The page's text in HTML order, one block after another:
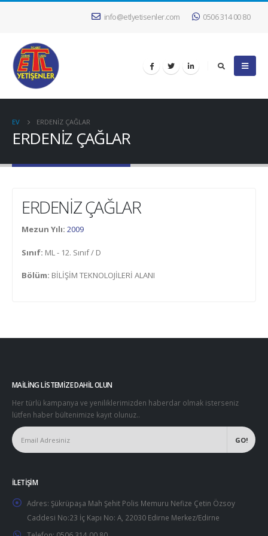
info@etlyetisenler.com 0506 314 00 80
EV ERDENİZ ÇAĞLAR
ERDENİZ ÇAĞLAR
ERDENİZ ÇAĞLAR
Mezun Yılı: 2009
Sınıf: ML - 12. Sınıf / D
Bölüm: BİLİŞİM TEKNOLOJİLERİ ALANI
MAILING LISTEMIZE DAHIL OLUN
Her türlü kampanya ve yeniliklerimizden haberdar olmak isterseniz
lütfen haber bültenimize kayıt olunuz..
İLETIŞIM
Adres: Şükrüpaşa Mah Şehit Polis Memuru Nefize Çetin Özsoy
Caddesi No:23 İç Kapı No: A, 22030 Edirne Merkez/Edirne